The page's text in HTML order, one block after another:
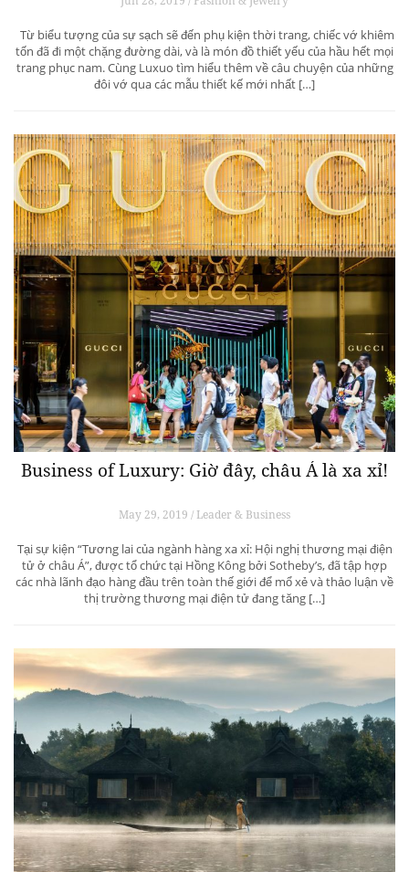
Từ biểu tượng của sự sạch sẽ đến phụ kiện thời trang, chiếc vớ khiêm
tốn đã đi một chặng đường dài, và là món đồ thiết yếu của hầu hết mọi
trang phục nam. Cùng Luxuo tìm hiểu thêm về câu chuyện của những
đôi vớ qua các mẫu thiết kế mới nhất […]
Business of Luxury: Giờ đây, châu Á là xa xỉ!
May 29, 2019 / Leader & Business
Tại sự kiện “Tương lai của ngành hàng xa xỉ: Hội nghị thương mại điện
tử ở châu Á”, được tổ chức tại Hồng Kông bởi Sotheby’s, đã tập hợp
các nhà lãnh đạo hàng đầu trên toàn thế giới để mổ xẻ và thảo luận về
thị trường thương mại điện tử đang tăng […]